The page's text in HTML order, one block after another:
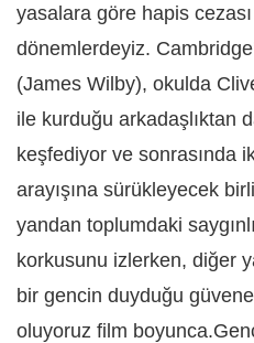
yasalara göre hapis
dönemlerdeyiz.
(James Wilby), okulda
ile kurduğu arkadaşlıktan
keşfediyor ve sonrasında
arayışına sürükleyecek
yandan toplumdaki
korkusunu izlerken, diğer
bir gencin duyduğu güvene
oluyoruz film